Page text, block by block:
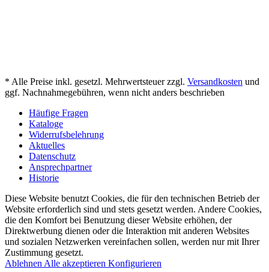
* Alle Preise inkl. gesetzl. Mehrwertsteuer zzgl. Versandkosten und
ggf. Nachnahmegebühren, wenn nicht anders beschrieben
Häufige Fragen
Kataloge
Widerrufsbelehrung
Aktuelles
Datenschutz
Ansprechpartner
Historie
Diese Website benutzt Cookies, die für den technischen Betrieb der
Website erforderlich sind und stets gesetzt werden. Andere Cookies,
die den Komfort bei Benutzung dieser Website erhöhen, der
Direktwerbung dienen oder die Interaktion mit anderen Websites
und sozialen Netzwerken vereinfachen sollen, werden nur mit Ihrer
Zustimmung gesetzt.
Ablehnen Alle akzeptieren Konfigurieren